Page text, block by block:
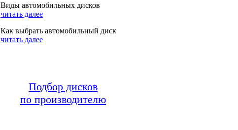
Виды автомобильных дисков
читать далее
Как выбрать автомобильный диск
читать далее
Подбор дисков
по производителю